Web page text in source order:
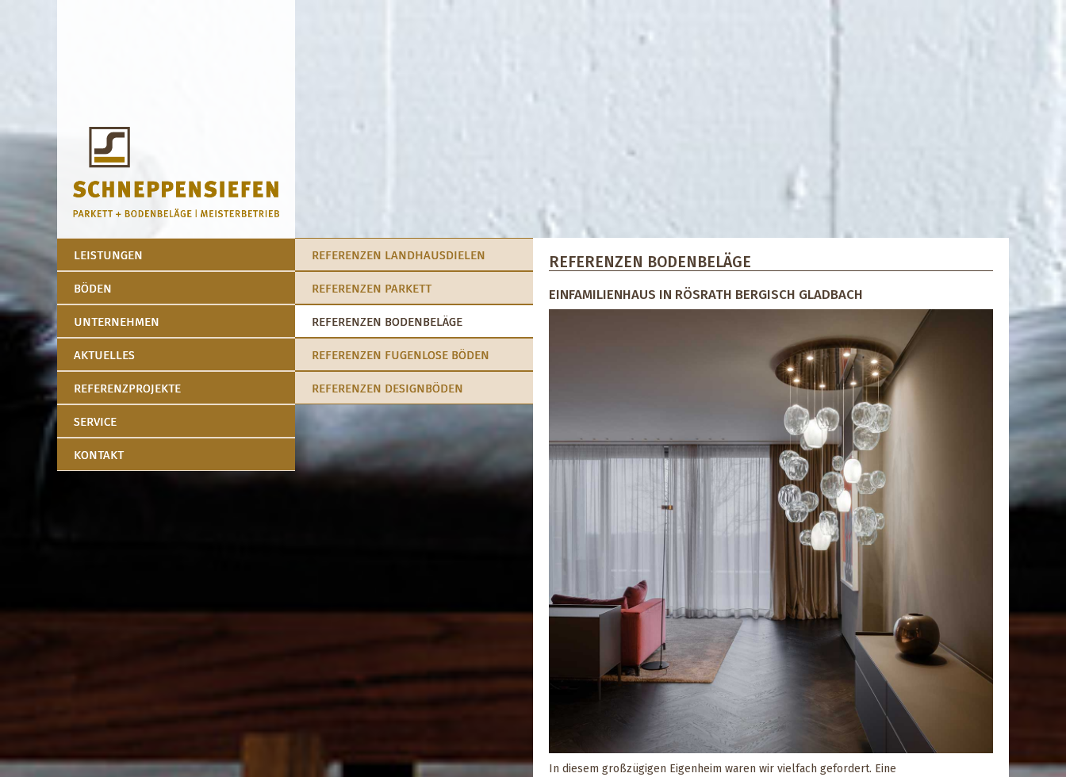
LEISTUNGEN
BÖDEN
UNTERNEHMEN
AKTUELLES
REFERENZPROJEKTE
SERVICE
KONTAKT
REFERENZEN LANDHAUSDIELEN
REFERENZEN PARKETT
REFERENZEN BODENBELÄGE
REFERENZEN FUGENLOSE BÖDEN
REFERENZEN DESIGNBÖDEN
REFERENZEN BODENBELÄGE
EINFAMILIENHAUS IN RÖSRATH BERGISCH GLADBACH
In diesem großzügigen Eigenheim waren wir vielfach gefordert. Eine